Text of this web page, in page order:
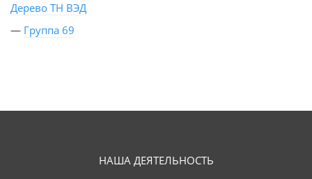
Дерево ТН ВЭД
— Группа 69
НАША ДЕЯТЕЛЬНОСТЬ